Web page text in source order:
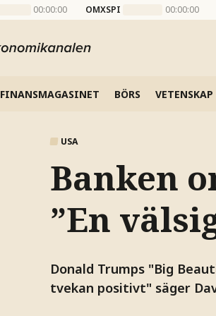
00:00:00 OMXSPI 00:00:00
FINANSMAGASINET BÖRS VETENSKAP
USA
Banken
”En
Donald Trumps "Big
tvekan positivt" säger